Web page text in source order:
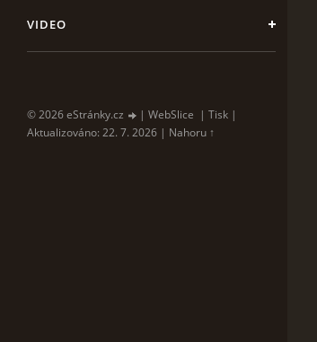
VIDEO
© 2026 eStránky.cz | WebSlice | Tisk |
Aktualizováno: 22. 7. 2026 | Nahoru ↑